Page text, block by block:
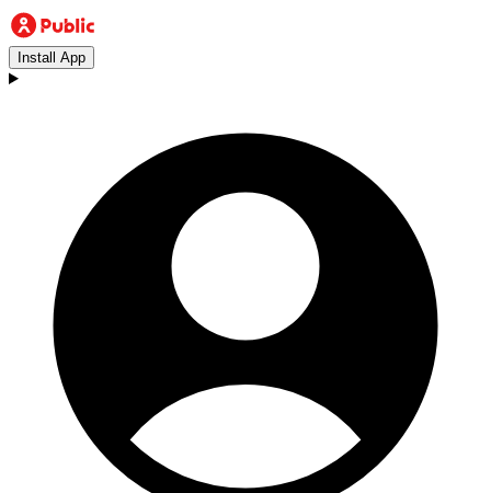
Install App